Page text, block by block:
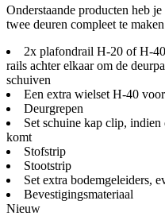
Onderstaande producten heb
twee deuren compleet te
2x plafondrail H-20 of H-
rails achter elkaar om de
schuiven
Een extra wielset H-40
Deurgrepen
Set schuine kap clip,
komt
Stofstrip
Stootstrip
Set extra bodemgeleiders,
Bevestigingsmateriaal
Nieuw